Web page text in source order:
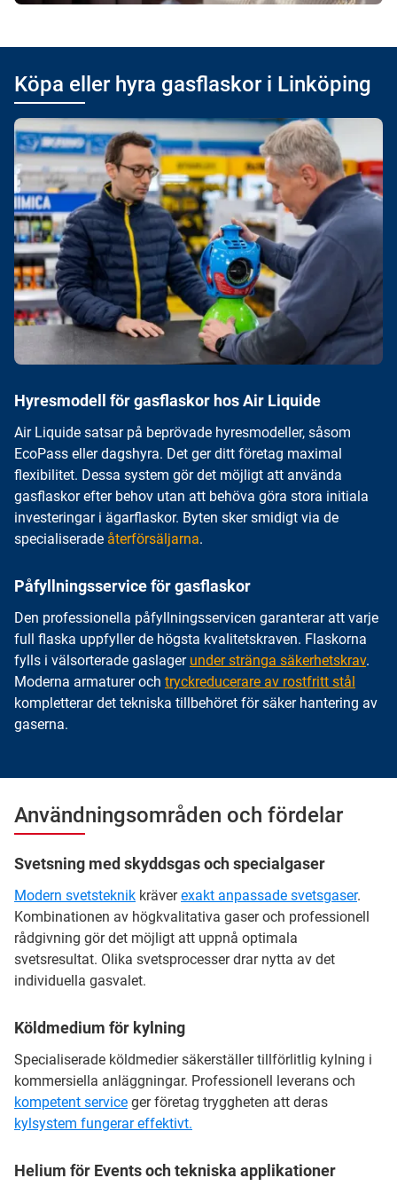
Köpa eller hyra gasflaskor i Linköping
Hyresmodell för gasflaskor hos Air Liquide
Air Liquide satsar på beprövade hyresmodeller, såsom
EcoPass eller dagshyra. Det ger ditt företag maximal
flexibilitet. Dessa system gör det möjligt att använda
gasflaskor efter behov utan att behöva göra stora initiala
investeringar i ägarflaskor. Byten sker smidigt via de
specialiserade återförsäljarna.
Påfyllningsservice för gasflaskor
Den professionella påfyllningsservicen garanterar att varje
full flaska uppfyller de högsta kvalitetskraven. Flaskorna
fylls i välsorterade gaslager under stränga säkerhetskrav.
Moderna armaturer och tryckreducerare av rostfritt stål
kompletterar det tekniska tillbehöret för säker hantering av
gaserna.
Användningsområden och fördelar
Svetsning med skyddsgas och specialgaser
Modern svetsteknik kräverexakt anpassade svetsgaser.
Kombinationen av högkvalitativa gaser och professionell
rådgivning gör det möjligt att uppnå optimala
svetsresultat. Olika svetsprocesser drar nytta av det
individuella gasvalet.
Köldmedium för kylning
Specialiserade köldmedier säkerställer tillförlitlig kylning i
kommersiella anläggningar. Professionell leverans och
kompetent service ger företag tryggheten att deras
kylsystem fungerar effektivt.
Helium för Events och tekniska applikationer